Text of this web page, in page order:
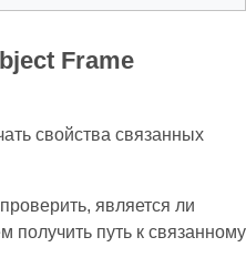
Frame
свойства связанных
является ли
получить путь к связанному